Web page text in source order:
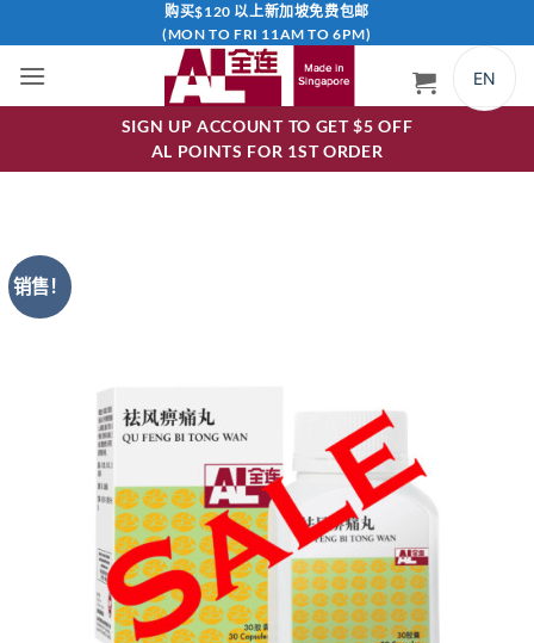
到
容
购买$120 以上新加坡免费包邮
(MON TO FRI 11AM TO 6PM)
EN
SIGN UP ACCOUNT TO GET $5 OFF
AL POINTS FOR 1ST ORDER
销售！